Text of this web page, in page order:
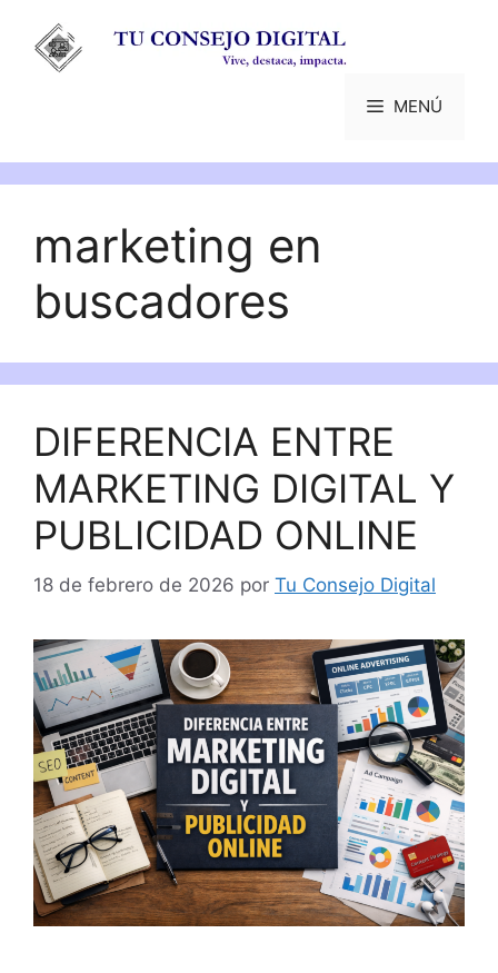
contenido
MENÚ
marketing en
buscadores
DIFERENCIA ENTRE
MARKETING DIGITAL Y
PUBLICIDAD ONLINE
18 de febrero de 2026 por Tu Consejo Digital